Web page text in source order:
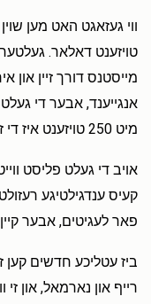
טויזענט דאלאר. געלטער
מייסטנס דורך זיין און
אנגייענד, אבער די
מיט 250 טויזענט איז די זאך געענדיגט.
אויב די געלט פליסט
קעיס ענדגילטיגע
פאר לעגיטים, אבער
ביז עטליכע חדשים קען
רייף און נארמאל, און זי